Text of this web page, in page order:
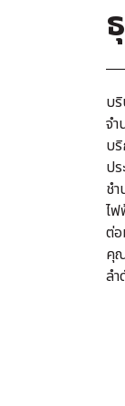
บ
จ
บ
ป
ช
ไ
ต่
คุ
ล